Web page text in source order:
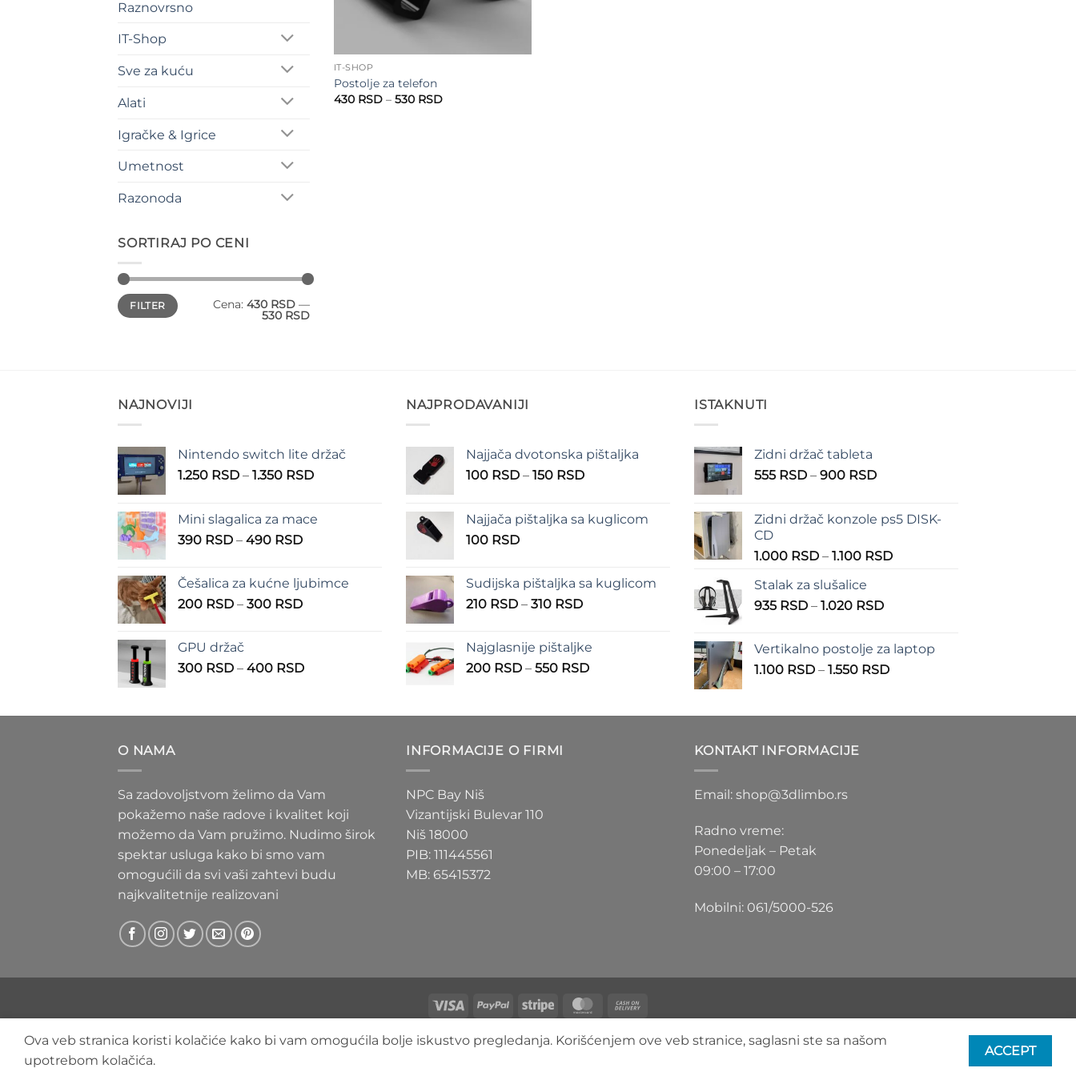
Raznovrsno
IT-Shop
Sve za kuću
Alati
Igračke & Igrice
Umetnost
Razonoda
SORTIRAJ PO CENI
Minimalna
cena
Maksimalna
cenaFILTER Cena: 430 RSD —
530 RSD
IT-SHOP
Postolje za telefon
430 RSD – 530 RSDRaspon
NAJNOVIJI
Nintendo switch lite držač
1.250 RSD – 1.350 RSDRaspon
1.250 RSD
Mini slagalica za mace
390 RSD – 490 RSDRaspon
390 RSD
do
Češalica za kućne ljubimce
200 RSD – 300 RSDRaspon
do
GPU držač
300 RSD – 400 RSDRaspon
300 RSD
NAJPRODAVANIJI
Najjača dvotonska pištaljka
100 RSD – 150 RSDRaspon
100 RSD
Najjača pištaljka sa kuglicom
100 RSD
Sudijska pištaljka sa kuglicom
210 RSD – 310 RSDRaspon
210 RSD
do
Najglasnije pištaljke
200 RSD – 550 RSDRaspon
200 RSD
ISTAKNUTI
Zidni držač tableta
555 RSD – 900 RSDRaspon
555 RSD
900 RSD
Zidni držač konzole ps5 DISK-
CD
1.000 RSD – 1.100 RSDRaspon
Stalak za slušalice
935 RSD – 1.020 RSDRaspon
935 RSD
do
Vertikalno postolje za laptop
1.100 RSD – 1.550 RSDRaspon
1.100 RSD
O NAMA
Sa zadovoljstvom želimo da Vam
pokažemo naše radove i kvalitet koji
možemo da Vam pružimo. Nudimo širok
spektar usluga kako bi smo vam
omogućili da svi vaši zahtevi budu
najkvalitetnije realizovani
INFORMACIJE O FIRMI
NPC Bay Niš
Vizantijski Bulevar 110
Niš 18000
PIB: 111445561
MB: 65415372
KONTAKT INFORMACIJE
Email: shop@3dlimbo.rs
Radno vreme:
Ponedeljak – Petak
09:00 – 17:00
Mobilni: 061/5000-526
Visa PayPal Stripe MasterCard
On
Delivery
O NAMA BLOG FAQ KONTAKT
Ova veb stranica koristi kolačiće kako bi vam omogućila bolje iskustvo pregledanja. Korišćenjem ove veb stranice, saglasni ste sa našom
upotrebom kolačića.
ACCEPT